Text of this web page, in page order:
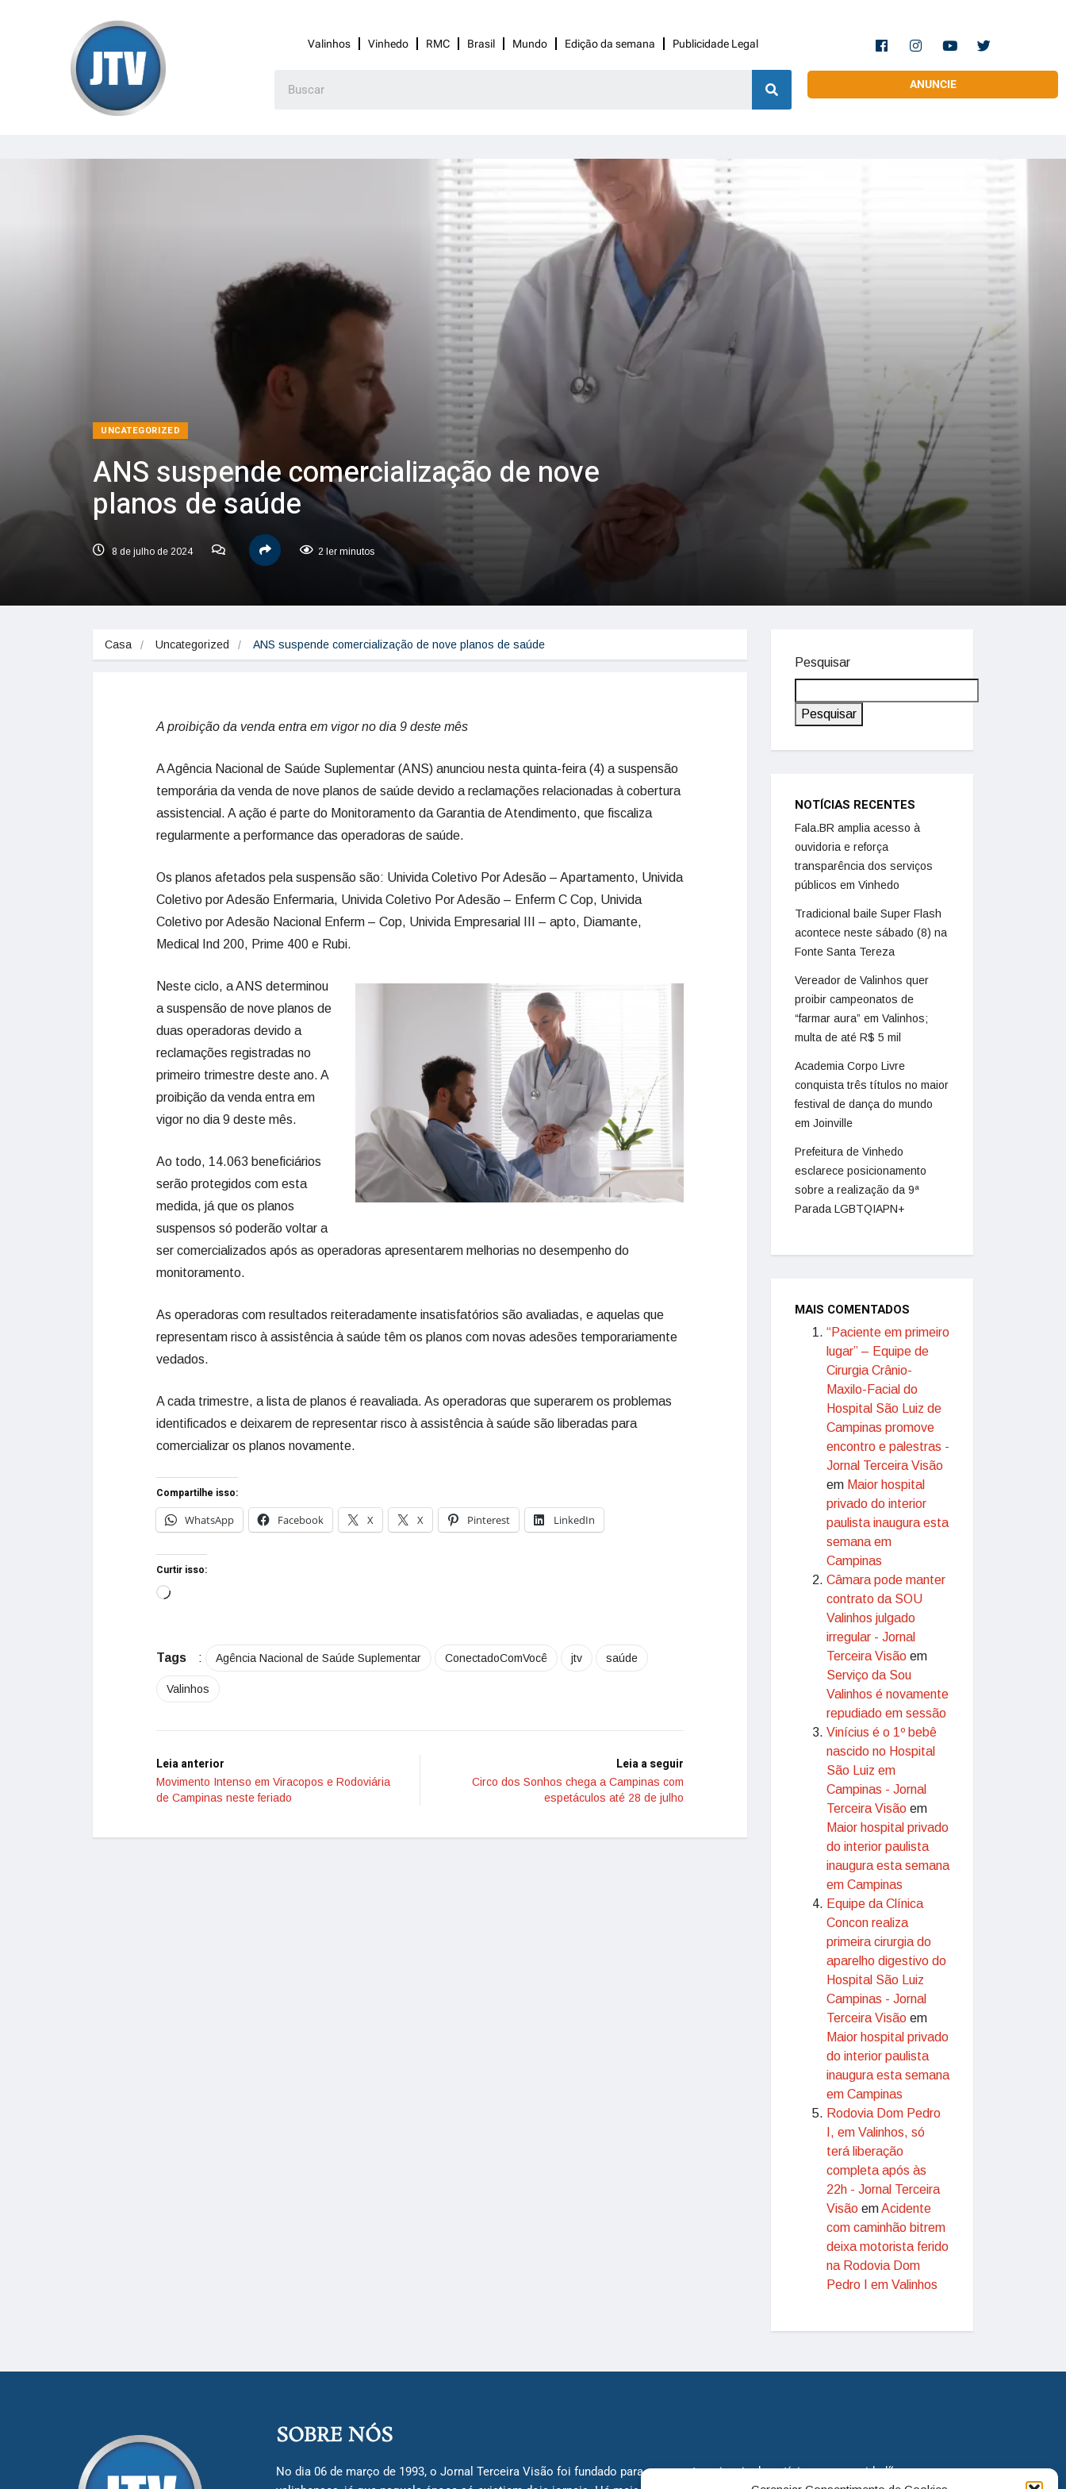
Valinhos Vinhedo RMC Brasil Mundo Edição da semana Publicidade Legal
ANUNCIE
UNCATEGORIZED
ANS suspende comercialização de nove
planos de saúde
8 de julho de 2024 2 ler minutos
Casa Uncategorized ANS suspende comercialização de nove planos de saúde
A proibição da venda entra em vigor no dia 9 deste mês
A Agência Nacional de Saúde Suplementar (ANS) anunciou nesta quinta-feira (4) a suspensão
temporária da venda de nove planos de saúde devido a reclamações relacionadas à cobertura
assistencial. A ação é parte do Monitoramento da Garantia de Atendimento, que fiscaliza
regularmente a performance das operadoras de saúde.
Os planos afetados pela suspensão são: Univida Coletivo Por Adesão – Apartamento, Univida
Coletivo por Adesão Enfermaria, Univida Coletivo Por Adesão – Enferm C Cop, Univida
Coletivo por Adesão Nacional Enferm – Cop, Univida Empresarial III – apto, Diamante,
Medical Ind 200, Prime 400 e Rubi.
Neste ciclo, a ANS determinou
a suspensão de nove planos de
duas operadoras devido a
reclamações registradas no
primeiro trimestre deste ano. A
proibição da venda entra em
vigor no dia 9 deste mês.
Ao todo, 14.063 beneficiários
serão protegidos com esta
medida, já que os planos
suspensos só poderão voltar a
ser comercializados após as operadoras apresentarem melhorias no desempenho do
monitoramento.
As operadoras com resultados reiteradamente insatisfatórios são avaliadas, e aquelas que
representam risco à assistência à saúde têm os planos com novas adesões temporariamente
vedados.
A cada trimestre, a lista de planos é reavaliada. As operadoras que superarem os problemas
identificados e deixarem de representar risco à assistência à saúde são liberadas para
comercializar os planos novamente.
Compartilhe isso:
WhatsApp
Facebook X X Pinterest LinkedIn
Curtir isso:
Tags : Agência Nacional de Saúde Suplementar ConectadoComVocê jtv saúde
Valinhos
Leia anterior
Movimento Intenso em Viracopos e Rodoviária
de Campinas neste feriado
Leia a seguir
Circo dos Sonhos chega a Campinas com
espetáculos até 28 de julho
Pesquisar
Pesquisar
NOTÍCIAS RECENTES
Fala.BR amplia acesso à
ouvidoria e reforça
transparência dos serviços
públicos em Vinhedo
Tradicional baile Super Flash
acontece neste sábado (8) na
Fonte Santa Tereza
Vereador de Valinhos quer
proibir campeonatos de
“farmar aura” em Valinhos;
multa de até R$ 5 mil
Academia Corpo Livre
conquista três títulos no maior
festival de dança do mundo
em Joinville
Prefeitura de Vinhedo
esclarece posicionamento
sobre a realização da 9ª
Parada LGBTQIAPN+
MAIS COMENTADOS
“Paciente em primeiro
lugar” – Equipe de
Cirurgia Crânio-
Maxilo-Facial do
Hospital São Luiz de
Campinas promove
encontro e palestras -
Jornal Terceira Visão
em Maior hospital
privado do interior
paulista inaugura esta
semana em
Campinas
Câmara pode manter
contrato da SOU
Valinhos julgado
irregular - Jornal
Terceira Visão em
Serviço da Sou
Valinhos é novamente
repudiado em sessão
Vinícius é o 1º bebê
nascido no Hospital
São Luiz em
Campinas - Jornal
Terceira Visão em
Maior hospital privado
do interior paulista
inaugura esta semana
em Campinas
Equipe da Clínica
Concon realiza
primeira cirurgia do
aparelho digestivo do
Hospital São Luiz
Campinas - Jornal
Terceira Visão em
Maior hospital privado
do interior paulista
inaugura esta semana
em Campinas
Rodovia Dom Pedro
I, em Valinhos, só
terá liberação
completa após às
22h - Jornal Terceira
Visão emAcidente
com caminhão bitrem
deixa motorista ferido
na Rodovia Dom
Pedro I em Valinhos
SOBRE NÓS
No dia 06 de março de 1993, o Jornal Terceira Visão foi fundado para ser uma terceira via de notícias para os cidadãos